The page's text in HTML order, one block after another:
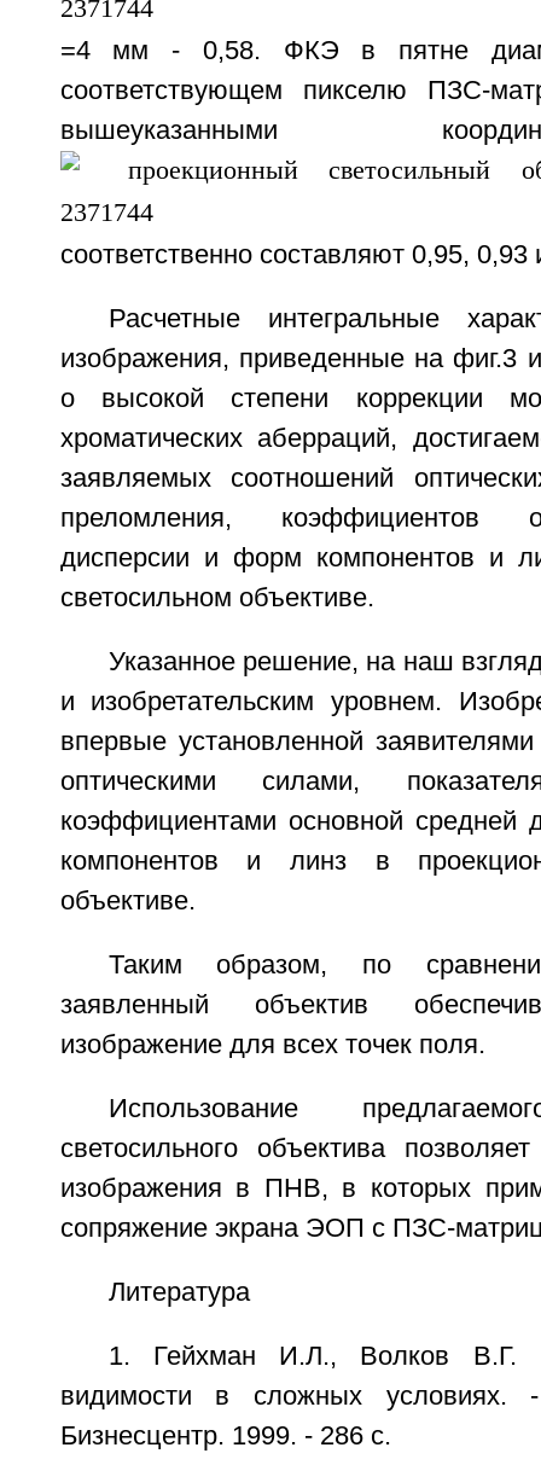
=4 мм - 0,58. ФКЭ в пятне
соответствующем пикселю ПЗС-
вышеуказанными
соответственно составляют 0,95, 0,93
Расчетные интегральные
изображения, приведенные на фиг.3
о высокой степени коррекции
хроматических аберраций,
заявляемых соотношений
преломления, коэффициентов
дисперсии и форм компонентов и
светосильном объективе.
Указанное решение, на наш
и изобретательским уровнем.
впервые установленной
оптическими силами,
коэффициентами основной средней
компонентов и линз в
объективе.
Таким образом, по
заявленный объектив
изображение для всех точек поля.
Использование
светосильного объектива
изображения в ПНВ, в которых
сопряжение экрана ЭОП с ПЗС-
Литература
1. Гейхман И.Л., Волков В.Г.
видимости в сложных
Бизнесцентр. 1999. - 286 с.